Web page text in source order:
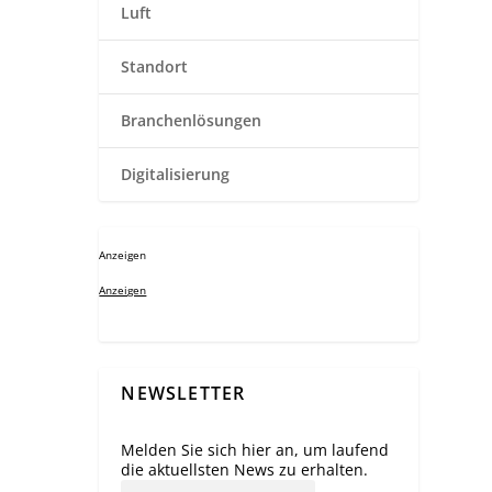
Luft
Standort
Branchenlösungen
Digitalisierung
Anzeigen
Anzeigen
NEWSLETTER
Melden Sie sich hier an, um laufend
die aktuellsten News zu erhalten.